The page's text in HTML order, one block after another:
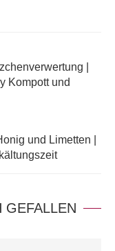
|
Kompott und
und Limetten |
GEFALLEN